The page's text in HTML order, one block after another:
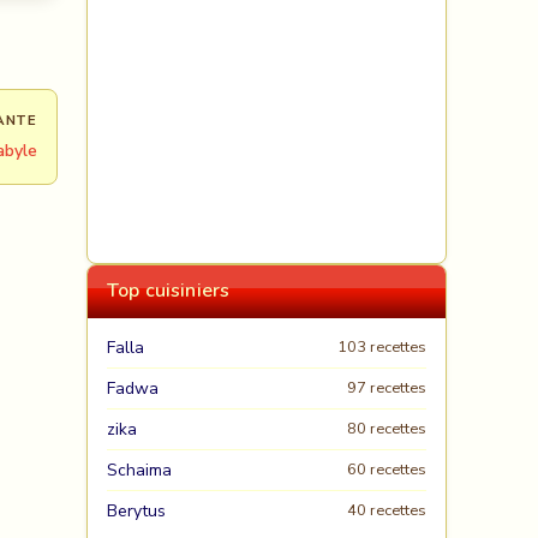
Top cuisiniers
Falla 103 recettes
Fadwa 97 recettes
zika 80 recettes
Schaima 60 recettes
Berytus
40 recettes